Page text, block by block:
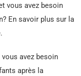
vous avez besoin
En savoir plus sur la
avez besoin
après la